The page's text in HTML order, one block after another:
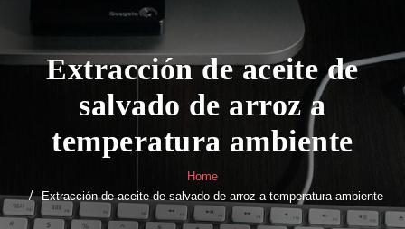
Extracción de aceite de
salvado de arroz a
temperatura ambiente
Home
Extracción de aceite de salvado de arroz a temperatura ambiente